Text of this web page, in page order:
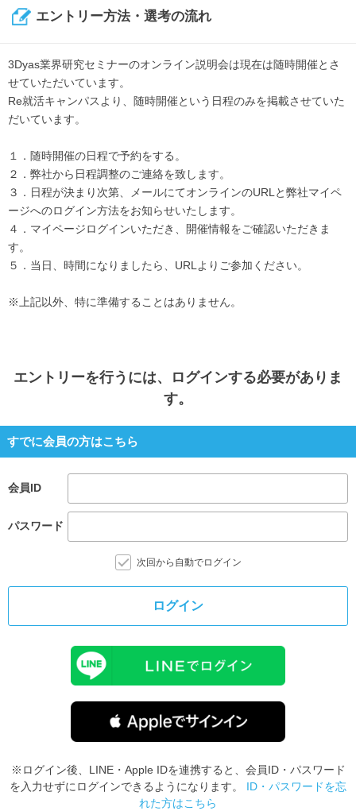
エントリー方法・選考の流れ
3Dyas業界研究セミナーのオンライン説明会は現在は随時開催とさ
せていただいています。
Re就活キャンパスより、随時開催という日程のみを掲載させていた
だいています。
１．随時開催の日程で予約をする。
２．弊社から日程調整のご連絡を致します。
３．日程が決まり次第、メールにてオンラインのURLと弊社マイペ
ージへのログイン方法をお知らせいたします。
４．マイページログインいただき、開催情報をご確認いただきま
す。
５．当日、時間になりましたら、URLよりご参加ください。
※上記以外、特に準備することはありません。
エントリーを行うには、ログインする必要がありま
す。
すでに会員の方はこちら
会員ID
パスワード
次回から自動でログイン
ログイン
※ログイン後、LINE・Apple IDを連携すると、会員ID・パスワード
を入力せずにログインできるようになります。 ID・パスワードを忘
れた方はこちら